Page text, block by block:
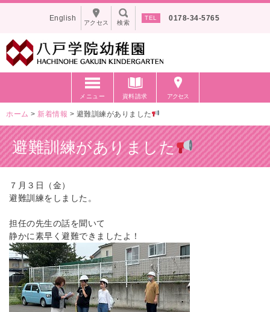
0178-34-5765
検索
English
アクセス
メニュー 資料請求 アクセス
ホーム > 新着情報 > 避難訓練がありました
避難訓練がありました
７月３日（金）
避難訓練をしました。
担任の先生の話を聞いて
静かに素早く避難できましたよ！